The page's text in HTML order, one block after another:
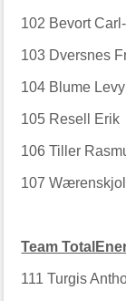
102 Bevort
103 Dversnes
104 Blume
105 Resell Erik
106 Tiller
107
Team
111 Turgis